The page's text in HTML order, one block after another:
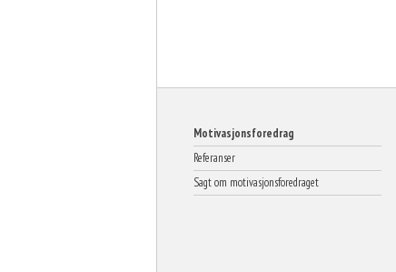
Motivasjonsforedrag
Referanser
Sagt om motivasjonsforedraget